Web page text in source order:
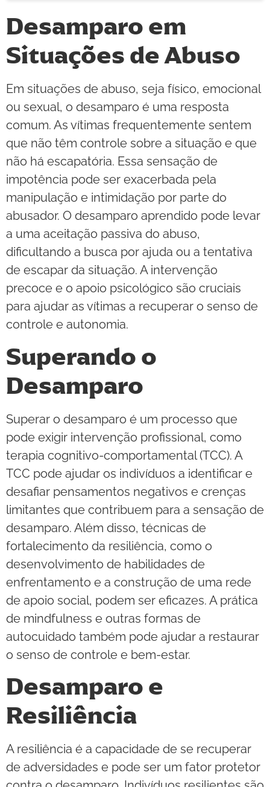
Desamparo em
Situações de Abuso
Em situações de abuso, seja físico, emocional
ou sexual, o desamparo é uma resposta
comum. As vítimas frequentemente sentem
que não têm controle sobre a situação e que
não há escapatória. Essa sensação de
impotência pode ser exacerbada pela
manipulação e intimidação por parte do
abusador. O desamparo aprendido pode levar
a uma aceitação passiva do abuso,
dificultando a busca por ajuda ou a tentativa
de escapar da situação. A intervenção
precoce e o apoio psicológico são cruciais
para ajudar as vítimas a recuperar o senso de
controle e autonomia.
Superando o
Desamparo
Superar o desamparo é um processo que
pode exigir intervenção profissional, como
terapia cognitivo-comportamental (TCC). A
TCC pode ajudar os indivíduos a identificar e
desafiar pensamentos negativos e crenças
limitantes que contribuem para a sensação de
desamparo. Além disso, técnicas de
fortalecimento da resiliência, como o
desenvolvimento de habilidades de
enfrentamento e a construção de uma rede
de apoio social, podem ser eficazes. A prática
de mindfulness e outras formas de
autocuidado também pode ajudar a restaurar
o senso de controle e bem-estar.
Desamparo e
Resiliência
A resiliência é a capacidade de se recuperar
de adversidades e pode ser um fator protetor